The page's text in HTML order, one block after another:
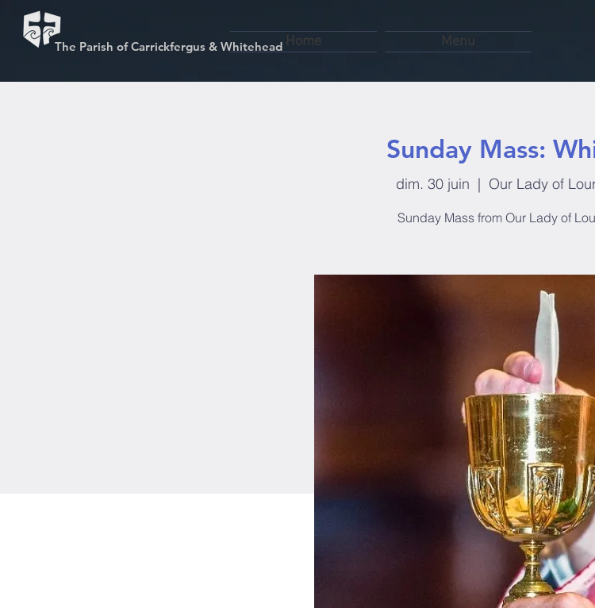
The Parish of Carrickfergus & Whitehead Home Menu
Sunday Mass:
dim. 30 juin
  |
Our Lady of